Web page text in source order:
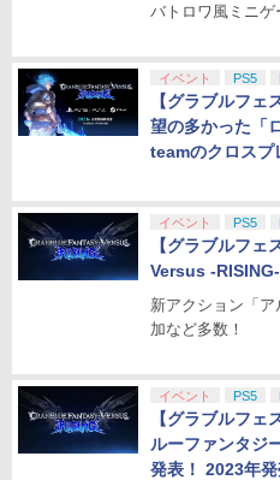
バトロワ風ミニゲ
イベント PS5
【グラブルフェ
望の多かった「
teamのクロスプ
イベント PS5
【グラブルフ
Versus -
新アクション「
加など多数！
イベント PS5
【グラブルフェ
ルーファンタジ
発表！ 2023年